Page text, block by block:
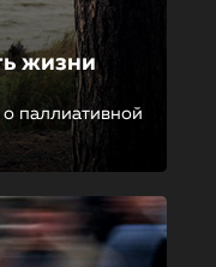
жизни
паллиативной